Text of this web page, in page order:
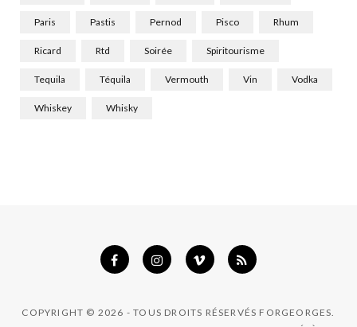
Paris Pastis Pernod Pisco Rhum
Ricard Rtd Soirée Spiritourisme
Tequila Téquila Vermouth Vin Vodka
Whiskey Whisky
COPYRIGHT © 2026 - TOUS DROITS RÉSERVÉS FORGEORGES.